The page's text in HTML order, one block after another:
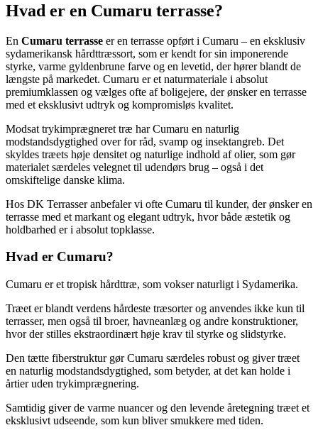
Hvad er en Cumaru terrasse?
En Cumaru terrasse er en terrasse opført i Cumaru – en eksklusiv
sydamerikansk hårdttræssort, som er kendt for sin imponerende
styrke, varme gyldenbrune farve og en levetid, der hører blandt de
længste på markedet. Cumaru er et naturmateriale i absolut
premiumklassen og vælges ofte af boligejere, der ønsker en terrasse
med et eksklusivt udtryk og kompromisløs kvalitet.
Modsat trykimprægneret træ har Cumaru en naturlig
modstandsdygtighed over for råd, svamp og insektangreb. Det
skyldes træets høje densitet og naturlige indhold af olier, som gør
materialet særdeles velegnet til udendørs brug – også i det
omskiftelige danske klima.
Hos DK Terrasser anbefaler vi ofte Cumaru til kunder, der ønsker en
terrasse med et markant og elegant udtryk, hvor både æstetik og
holdbarhed er i absolut topklasse.
Hvad er Cumaru?
Cumaru er et tropisk hårdttræ, som vokser naturligt i Sydamerika.
Træet er blandt verdens hårdeste træsorter og anvendes ikke kun til
terrasser, men også til broer, havneanlæg og andre konstruktioner,
hvor der stilles ekstraordinært høje krav til styrke og slidstyrke.
Den tætte fiberstruktur gør Cumaru særdeles robust og giver træet
en naturlig modstandsdygtighed, som betyder, at det kan holde i
årtier uden trykimprægnering.
Samtidig giver de varme nuancer og den levende åretegning træet et
eksklusivt udseende, som kun bliver smukkere med tiden.